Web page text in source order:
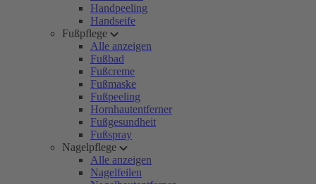
Handpeeling
Handseife
Fußpflege
Alle anzeigen
Fußbad
Fußcreme
Fußmaske
Fußpeeling
Hornhautentferner
Fußgesundheit
Fußspray
Nagelpflege
Alle anzeigen
Nagelfeilen